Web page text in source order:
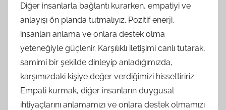
Diğer insanlarla bağlantı kurarken, empatiyi ve
anlayışı ön planda tutmalıyız. Pozitif enerji,
insanları anlama ve onlara destek olma
yeteneğiyle güçlenir. Karşılıklı iletişimi canlı tutarak,
samimi bir şekilde dinleyip anladığımızda,
karşımızdaki kişiye değer verdiğimizi hissettiririz.
Empati kurmak, diğer insanların duygusal
ihtiyaçlarını anlamamızı ve onlara destek olmamızı